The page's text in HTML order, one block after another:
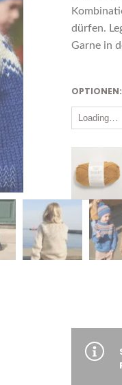
dürfen.
Garne in
OPTIONEN: